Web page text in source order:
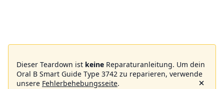
Dieser Teardown ist keine Reparaturanleitung. Um dein
Oral B Smart Guide Type 3742 zu reparieren, verwende
unsere Fehlerbehebungsseite.